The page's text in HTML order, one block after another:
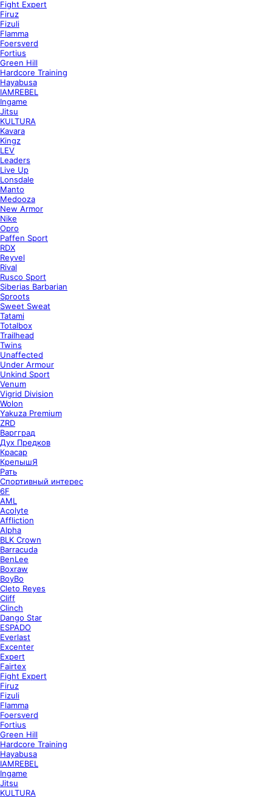
Fight Expert
Firuz
Fizuli
Flamma
Foersverd
Fortius
Green Hill
Hardcore Training
Hayabusa
IAMREBEL
Ingame
Jitsu
KULTURA
Kavara
Kingz
LEV
Leaders
Live Up
Lonsdale
Manto
Medooza
New Armor
Nike
Opro
Paffen Sport
RDX
Reyvel
Rival
Rusco Sport
Siberias Barbarian
Sproots
Sweet Sweat
Tatami
Totalbox
Trailhead
Twins
Unaffected
Under Armour
Unkind Sport
Venum
Vigrid Division
Wolon
Yakuza Premium
ZRD
Варгград
Дух Предков
Красар
КрепышЯ
Рать
Спортивный интерес
6F
AML
Acolyte
Affliction
Alpha
BLK Crown
Barracuda
BenLee
Boxraw
BoyBo
Cleto Reyes
Cliff
Clinch
Dango Star
ESPADO
Everlast
Excenter
Expert
Fairtex
Fight Expert
Firuz
Fizuli
Flamma
Foersverd
Fortius
Green Hill
Hardcore Training
Hayabusa
IAMREBEL
Ingame
Jitsu
KULTURA